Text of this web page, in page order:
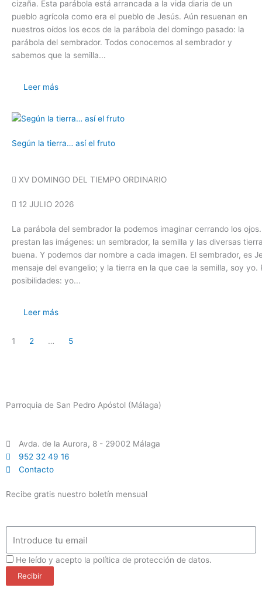
cizaña. Esta parábola está arrancada a la vida diaria de un
pueblo agrícola como era el pueblo de Jesús. Aún resuenan en
nuestros oídos los ecos de la parábola del domingo pasado: la
parábola del sembrador. Todos conocemos al sembrador y
sabemos que la semilla...
Leer más
Según la tierra… así el fruto
XV DOMINGO DEL TIEMPO ORDINARIO
12 JULIO 2026
La parábola del sembrador la podemos imaginar cerrando los
prestan las imágenes: un sembrador, la semilla y las diversas
buena. Y podemos dar nombre a cada imagen. El sembrador, es
mensaje del evangelio; y la tierra en la que cae la semilla, soy
posibilidades: yo...
Leer más
1 2 … 5
Parroquia de San Pedro Apóstol (Málaga)
Avda. de la Aurora, 8 - 29002 Málaga
952 32 49 16
Contacto
Recibe gratis nuestro boletín mensual
ProteccionDatos
He leído y acepto la política de protección de datos.
Recibir